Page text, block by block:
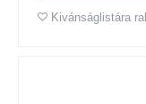
Kivánságlistára